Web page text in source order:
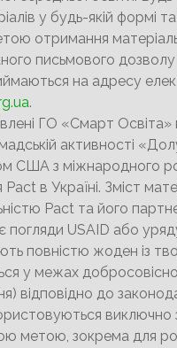
у будь-якій формі
отримання
письмового
на адресу
.
ГО «Смарт
активності
США з міжнародного
в Україні. Зміст
Pact та його
погляди USAID або
повністю жоден із
у межах
відповідно до
виключно
метою, зокрема для